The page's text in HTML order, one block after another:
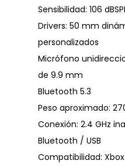
Sensibilidad: 106
Drivers: 50 mm
personalizados
Micrófono
de 9.9 mm
Bluetooth 5.3
Peso aproximado:
Conexión: 2.4 GHz
Bluetooth / USB
Compatibilidad: Xbox